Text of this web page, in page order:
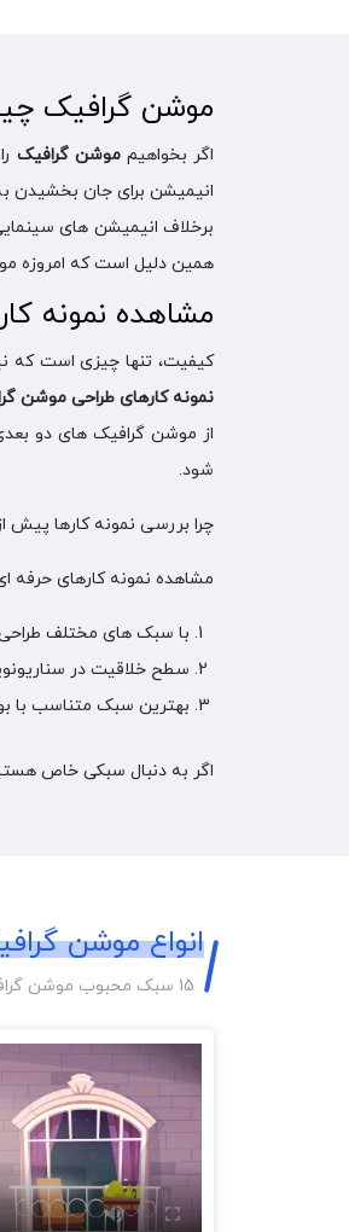
موشن گرافیک
اگر بخواهیمموشن گرافیک
انیمیشن برای جان بخشیدن
برخلاف انیمیشن های
همین دلیل است که امروزه موشن
مشاهده نمونه
کیفیت، تنها چیزی است که
نمونه کارهای طراحی موشن
از موشن گرافیک های دو
شود.
چرا بررسی نمونه کارها پیش
مشاهده نمونه کارهای حرفه
با سبک های مختلف
سطح خلاقیت در
بهترین سبک متناسب با
اگر به دنبال سبکی خاص
انواع موشن
15 سبک محبوب موشن گرافی